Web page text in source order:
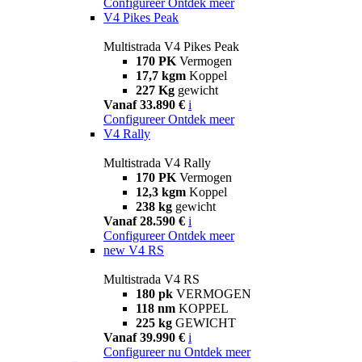
V4 Pikes Peak
Multistrada V4 Pikes Peak
170 PK Vermogen
17,7 kgm Koppel
227 Kg gewicht
Vanaf 33.890 € i
Configureer Ontdek meer
V4 Rally
Multistrada V4 Rally
170 PK Vermogen
12,3 kgm Koppel
238 kg gewicht
Vanaf 28.590 € i
Configureer Ontdek meer
new V4 RS
Multistrada V4 RS
180 pk VERMOGEN
118 nm KOPPEL
225 kg GEWICHT
Vanaf 39.990 € i
Configureer nu Ontdek meer